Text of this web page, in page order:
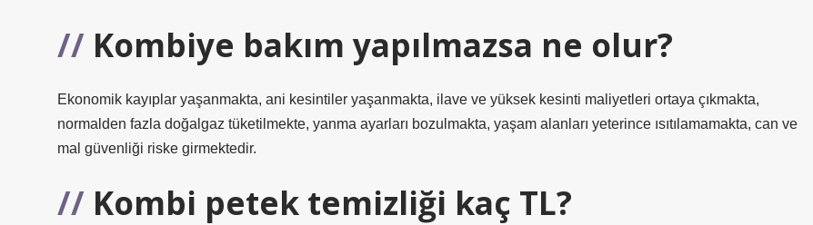
Kombiye bakım yapılmazsa ne olur?
Ekonomik kayıplar yaşanmakta, ani kesintiler yaşanmakta, ilave ve yüksek kesinti maliyetleri ortaya çıkmakta,
normalden fazla doğalgaz tüketilmekte, yanma ayarları bozulmakta, yaşam alanları yeterince ısıtılamamakta, can ve
mal güvenliği riske girmektedir.
Kombi petek temizliği kaç TL?